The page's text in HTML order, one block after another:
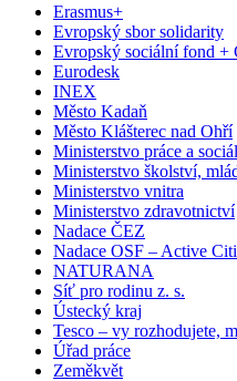
Erasmus+
Evropský sbor solidarity
Evropský sociální fond +
Eurodesk
INEX
Město Kadaň
Město Klášterec nad Ohří
Ministerstvo práce a
Ministerstvo školství,
Ministerstvo vnitra
Ministerstvo zdravotnictví
Nadace ČEZ
Nadace OSF – Active
NATURANA
Síť pro rodinu z. s.
Ústecký kraj
Tesco – vy rozhodujete,
Úřad práce
Zeměkvět